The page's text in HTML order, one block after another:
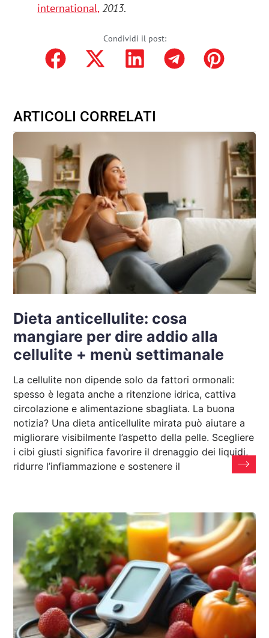
international, 2013.
Condividi il post:
ARTICOLI CORRELATI
Dieta anticellulite: cosa
mangiare per dire addio alla
cellulite + menù settimanale
La cellulite non dipende solo da fattori ormonali:
spesso è legata anche a ritenzione idrica, cattiva
circolazione e alimentazione sbagliata. La buona
notizia? Una dieta anticellulite mirata può aiutare a
migliorare visibilmente l’aspetto della pelle. Scegliere
i cibi giusti significa favorire il drenaggio dei liquidi,
ridurre l’infiammazione e sostenere il